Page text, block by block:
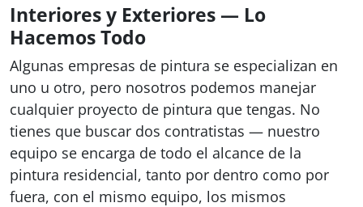
Interiores y Exteriores — Lo
Hacemos Todo
Algunas empresas de pintura se especializan en
uno u otro, pero nosotros podemos manejar
cualquier proyecto de pintura que tengas. No
tienes que buscar dos contratistas — nuestro
equipo se encarga de todo el alcance de la
pintura residencial, tanto por dentro como por
fuera, con el mismo equipo, los mismos